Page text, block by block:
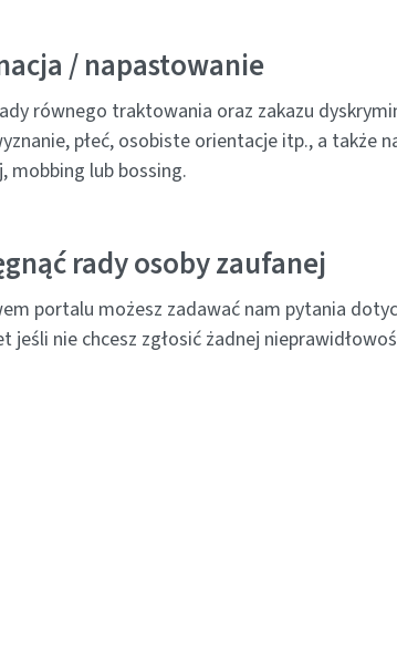
/ napastowanie
równego traktowania oraz zakazu
płeć, osobiste orientacje itp., a także
mobbing lub bossing.
rady osoby zaufanej
portalu możesz zadawać nam pytania
jeśli nie chcesz zgłosić żadnej